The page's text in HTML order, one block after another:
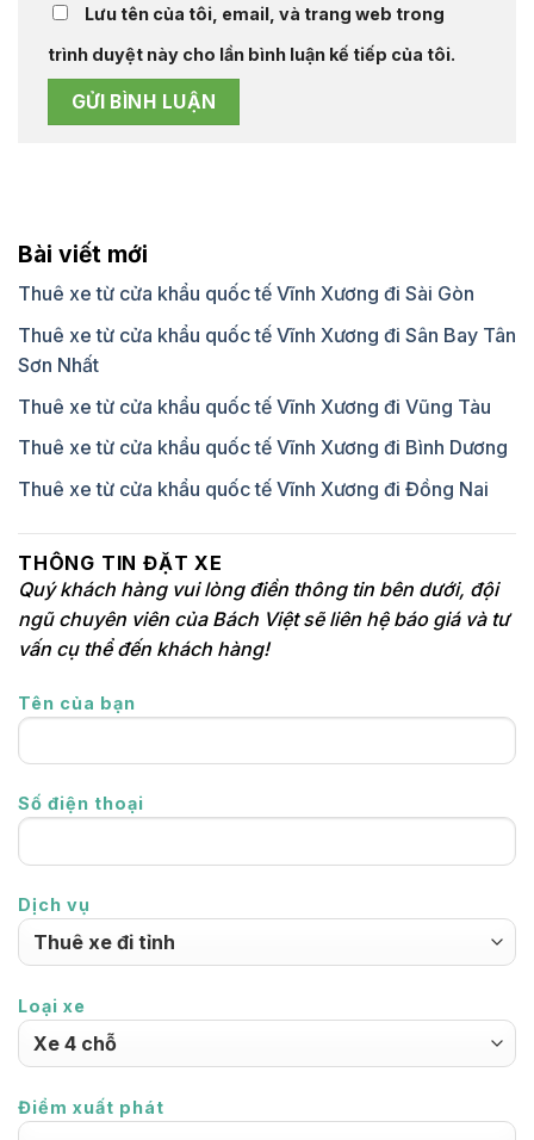
Lưu tên của tôi, email, và trang web trong
trình duyệt này cho lần bình luận kế tiếp của tôi.
Bài viết mới
Thuê xe từ cửa khẩu quốc tế Vĩnh Xương đi Sài Gòn
Thuê xe từ cửa khẩu quốc tế Vĩnh Xương đi Sân Bay Tân
Sơn Nhất
Thuê xe từ cửa khẩu quốc tế Vĩnh Xương đi Vũng Tàu
Thuê xe từ cửa khẩu quốc tế Vĩnh Xương đi Bình Dương
Thuê xe từ cửa khẩu quốc tế Vĩnh Xương đi Đồng Nai
THÔNG TIN ĐẶT XE
Quý khách hàng vui lòng điền thông tin bên dưới, đội
ngũ chuyên viên của Bách Việt sẽ liên hệ báo giá và tư
vấn cụ thể đến khách hàng!
Tên của bạn
Số điện thoại
Dịch vụ
Loại xe
Điểm xuất phát